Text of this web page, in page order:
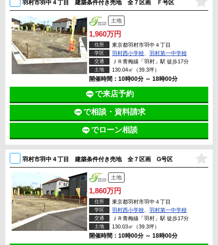
羽村市羽中４丁目 建築条件付き売地 全７区画 Ｆ号区
土地
1,960万円
住所 東京都羽村市羽中４丁目
学区 羽村西小学校、 羽村第一中学校
交通 ＪＲ青梅線「羽村」駅 徒歩17分
土地 130.04㎡（39.3坪）
開催時間：10時00分 ～ 18時00分
で来店予約
で相談・資料請求
でローン相談
羽村市羽中４丁目 建築条件付き売地 全７区画 G号区
土地
1,860万円
住所 東京都羽村市羽中４丁目
学区 羽村西小学校、 羽村第一中学校
交通 ＪＲ青梅線「羽村」駅 徒歩17分
土地 130.03㎡（39.3坪）
開催時間：10時00分 ～ 18時00分